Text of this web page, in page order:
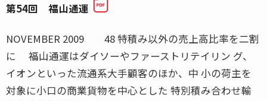
第54回 福山通運
NOVEMBER 2009 48 特積み以外の売上高比率を二割
に 福山通運はダイソーやファーストリテイリン グ、
イオンといった流通系大手顧客のほか、中 小の荷主を
対象に小口の商業貨物を中心とした 特別積み合わせ輸